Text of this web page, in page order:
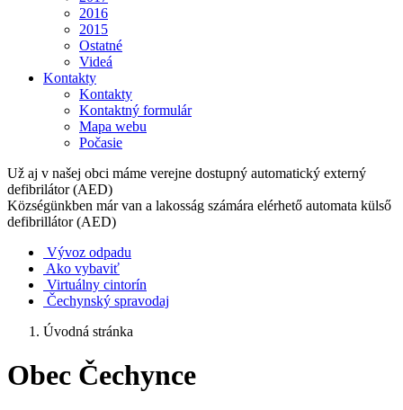
2016
2015
Ostatné
Videá
Kontakty
Kontakty
Kontaktný formulár
Mapa webu
Počasie
Už aj v našej obci máme verejne dostupný automatický externý
defibrilátor (AED)
Községünkben már van a lakosság számára elérhető automata külső
defibrillátor (AED)
Vývoz odpadu
Ako vybaviť
Virtuálny cintorín
Čechynský spravodaj
Úvodná stránka
Obec Čechynce